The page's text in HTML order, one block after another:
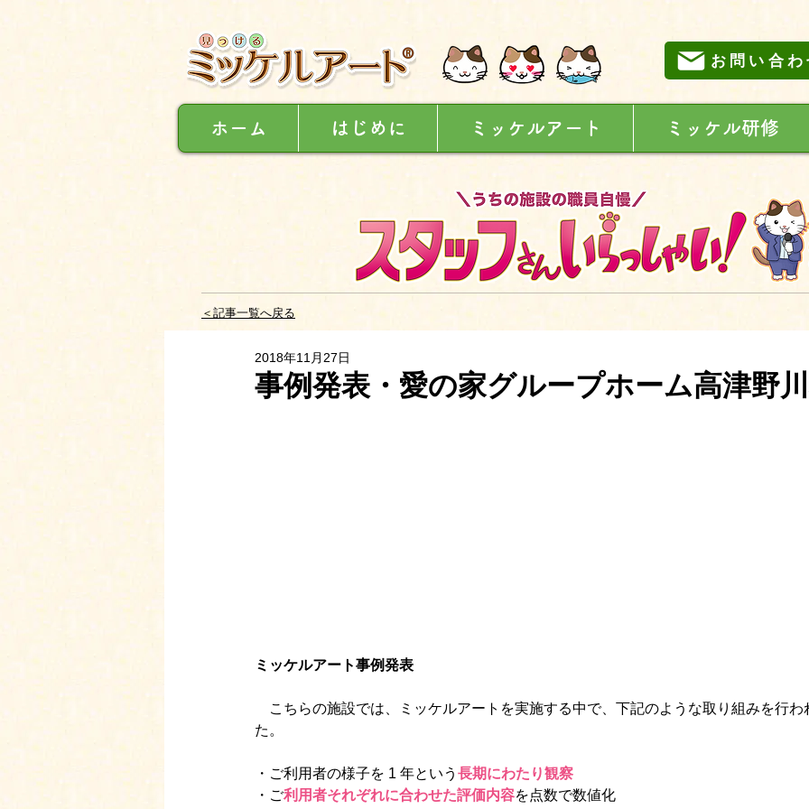
お問い合
ホーム はじめに ミッケルアート ミッケル研修
＜記事一覧へ戻る
事例発表・愛の家グループホーム高津野
2018年11月27日
ミッケルアート事例発表
こちらの施設では、ミッケルアートを実施する中で、下記のような取り組みを行わ
た。
・ご利用者の様子を 1 年という 長期にわたり観察
・ご利用者それぞれに合わせた評価内容を点数で数値化